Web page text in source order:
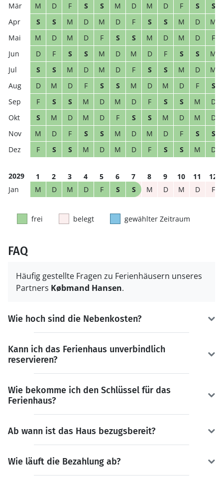
M
D F S S M D M D F S
S
S
S M D M D F S S M D
M
M
D M D F S S M D M D
F
D
F S S M D M D F S S
M
S
S M D M D F S S M D
M
D
M D F S S M D M D F
S
F
S S M D M D F S S M
D
S
M D M D F S S M D M
D
M
D F S S M D M D F S
S
F
S S M D M D F S S M D
2029 1 2 3 4 5 6 7 8 9 10 11
12
M
D M D F S S M D M D F
frei belegt gewählter Zeitraum
FAQ
Häufig gestellte Fragen zu Ferienhäusern unseres
Partners Købmand Hansen.
Wie hoch sind die Nebenkosten?
Kann ich das Ferienhaus unverbindlich
reservieren?
Wie bekomme ich den Schlüssel für das
Ferienhaus?
Ab wann ist das Haus bezugsbereit?
Wie läuft die Bezahlung ab?